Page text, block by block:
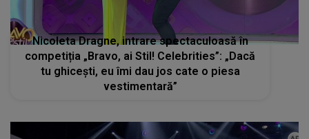
Nicoleta Dragne, intrare spectaculoasă în
competiția „Bravo, ai Stil! Celebrities”: „Dacă
tu ghicești, eu îmi dau jos cate o piesa
vestimentară”